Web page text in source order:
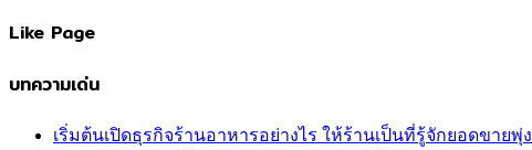
Like Page
บทความเด่น
เริ่มต้นเปิดธุรกิจร้านอาหารอย่างไร ให้ร้านเป็นที่รู้จักยอดขายพุ่ง